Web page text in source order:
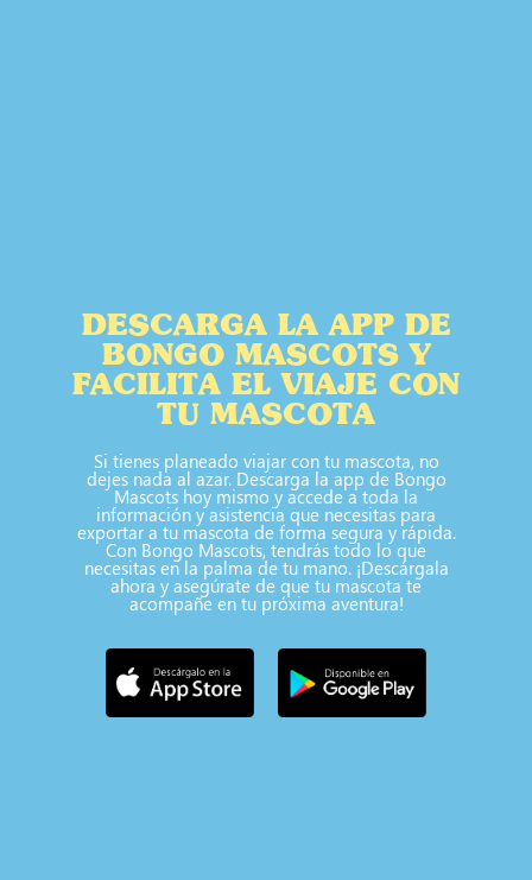
DESCARGA LA APP DE
BONGO MASCOTS Y
FACILITA EL VIAJE CON
TU MASCOTA
Si tienes planeado viajar con tu mascota, no
dejes nada al azar. Descarga la app de Bongo
Mascots hoy mismo y accede a toda la
información y asistencia que necesitas para
exportar a tu mascota de forma segura y rápida.
Con Bongo Mascots, tendrás todo lo que
necesitas en la palma de tu mano. ¡Descárgala
ahora y asegúrate de que tu mascota te
acompañe en tu próxima aventura!